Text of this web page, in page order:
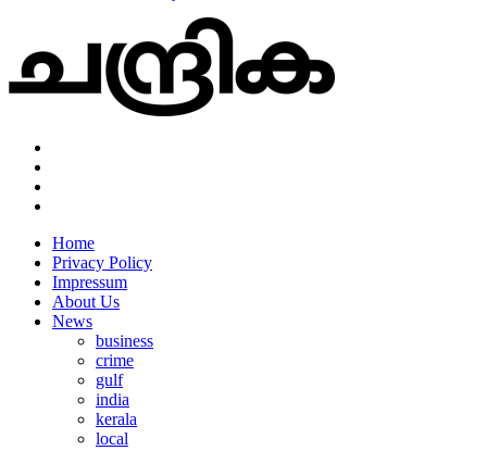
Home
Privacy Policy
Impressum
About Us
News
business
crime
gulf
india
kerala
local